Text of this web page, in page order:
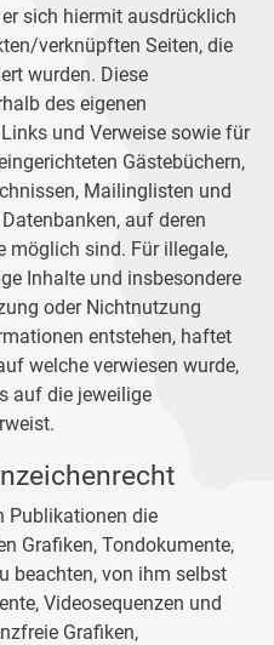
sich hiermit ausdrücklich
verknüpften Seiten, die
wurden. Diese
des eigenen
und Verweise sowie für
Gästebüchern,
Mailinglisten und
auf deren
möglich sind. Für illegale,
Inhalte und insbesondere
oder Nichtnutzung
entstehen, haftet
welche verwiesen wurde,
auf die jeweilige
Publikationen die
Grafiken, Tondokumente,
beachten, von ihm selbst
Videosequenzen und
Grafiken,